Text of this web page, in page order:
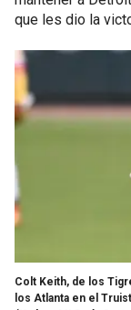
que les dio la
Colt Keith, de los
los Atlanta en el